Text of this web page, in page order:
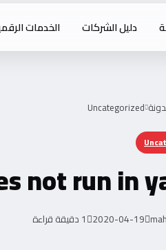
الخدمات دليل الشركات
Uncategorized
not run in
2020-04-19 1 دقيقة قراءة